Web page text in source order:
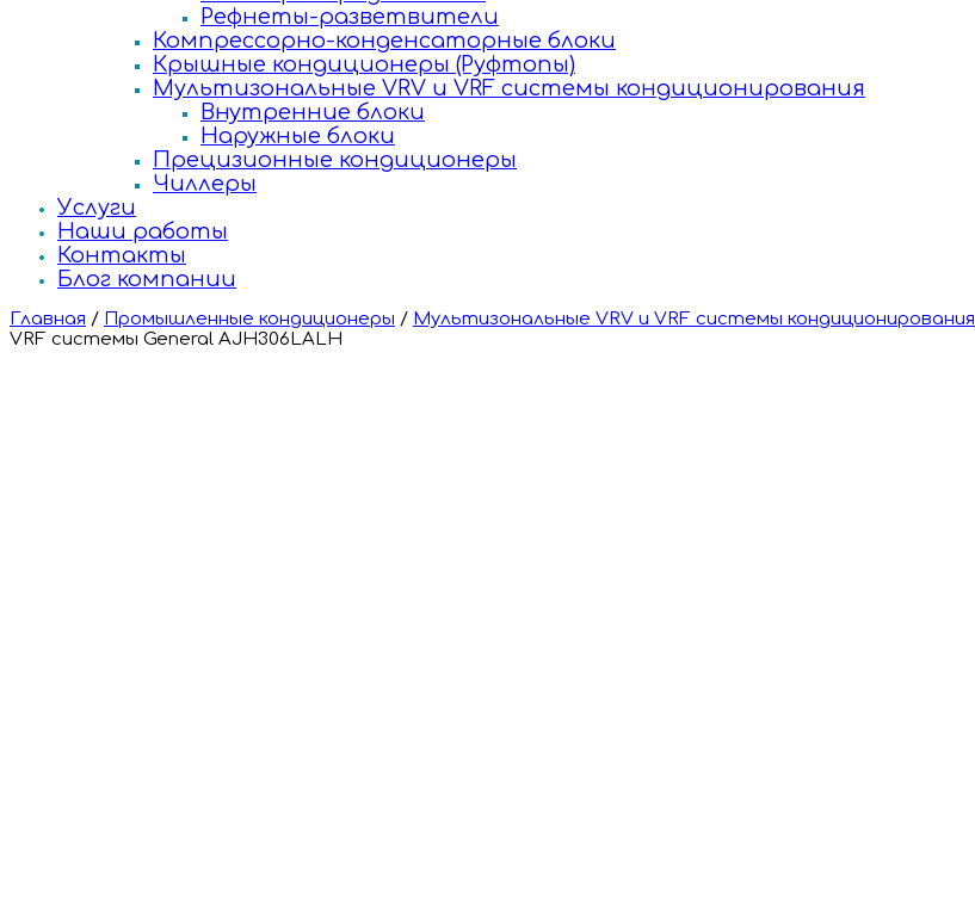
Рефнеты-разветвители
Компрессорно-конденсаторные блоки
Крышные кондиционеры (Руфтопы)
Мультизональные VRV и VRF системы кондиционирования
Внутренние блоки
Наружные блоки
Прецизионные кондиционеры
Чиллеры
Услуги
Наши работы
Контакты
Блог компании
Главная / Промышленные кондиционеры / Мультизональные VRV и VRF системы кондиционирования
VRF системы General AJH306LALH